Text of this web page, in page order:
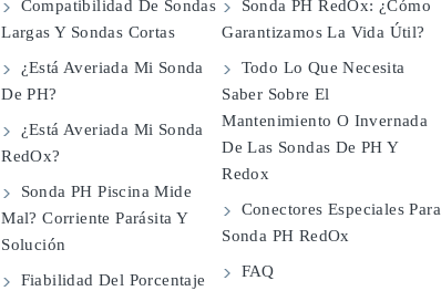
Compatibilidad De Sondas
Largas Y Sondas Cortas
¿Está Averiada Mi Sonda
De PH?
¿Está Averiada Mi Sonda
RedOx?
Sonda PH Piscina Mide
Mal? Corriente Parásita Y
Solución
Fiabilidad Del Porcentaje
Sonda PH RedOx: ¿Cómo
Garantizamos La Vida Útil?
Todo Lo Que Necesita
Saber Sobre El
Mantenimiento O Invernada
De Las Sondas De PH Y
Redox
Conectores Especiales Para
Sonda PH RedOx
FAQ